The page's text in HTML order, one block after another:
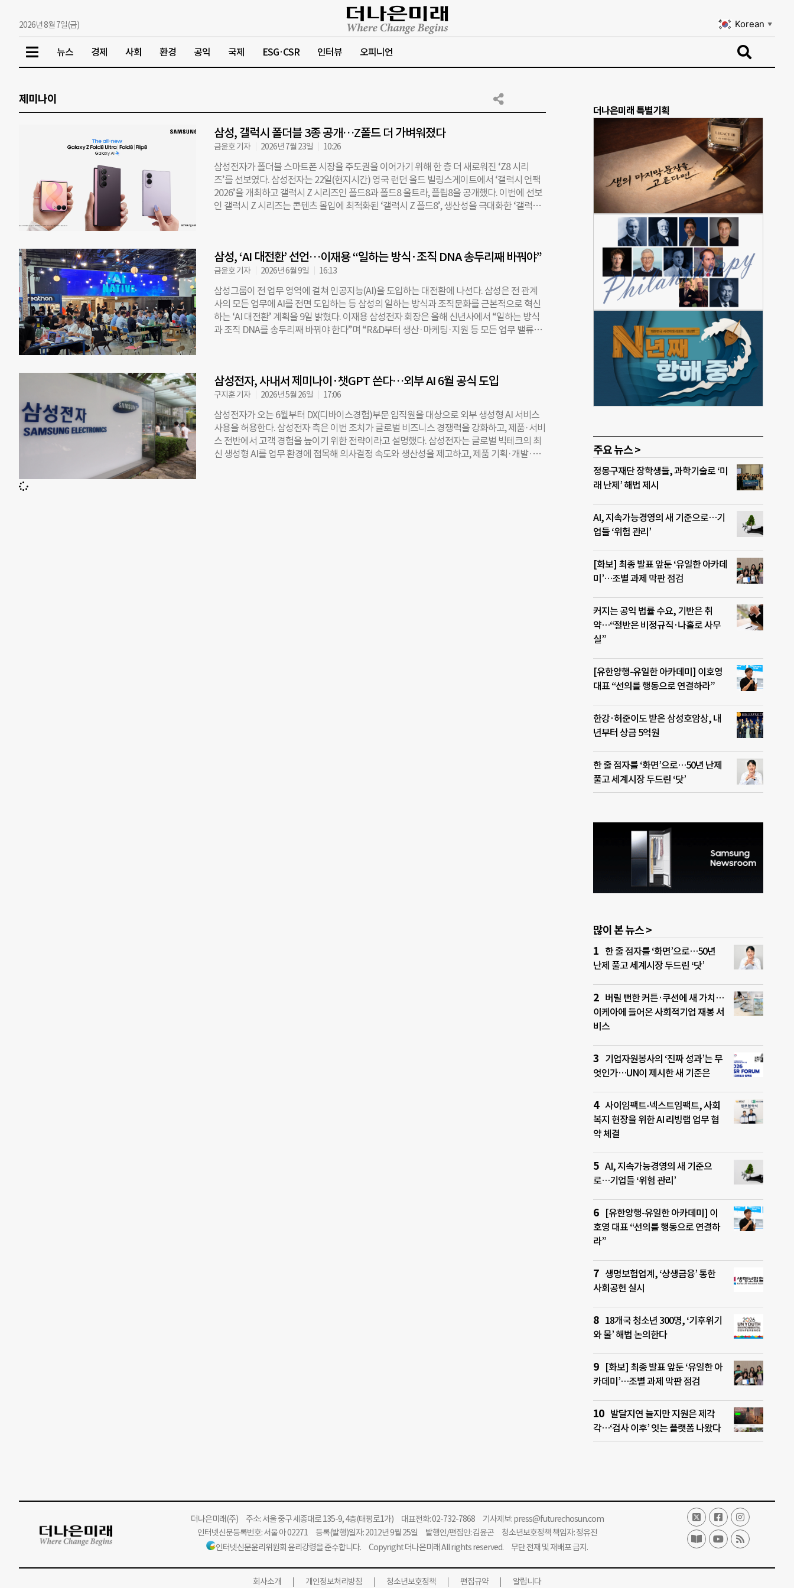
2026년 8월 7일(금) Korean ▼
뉴스 경제 사회 환경 공익 국제 ESG·CSR 인터뷰 오피니언
제미나이
삼성, 갤럭시 폴더블 3종 공개…Z폴드 더 가벼워졌다
금윤호 기자 2026년 7월 23일 10:26
삼성전자가 폴더블 스마트폰 시장을 주도권을 이어가기 위해 한 층 더 새로워진 ‘Z8 시리
즈’를 선보였다. 삼성전자는 22일(현지시간) 영국 런던 올드 빌링스게이트에서 ‘갤럭시 언팩
2026’을 개최하고 갤럭시 Z 시리즈인 폴드8과 폴드8 울트라, 플립8을 공개했다. 이번에 선보
인 갤럭시 Z 시리즈는 콘텐츠 몰입에 최적화된 ‘갤럭시 Z 폴드8’, 생산성을 극대화한 ‘갤럭시
8은 접었을 때 138.4mm(5.5형, 10:16 비율) 커버 화면은 메시지, 소셜 미디어, 숏폼 영상 등 일
상 사용에 편리하고, 펼쳤을 때 193.2mm (7.6형, 4:3 비율) 메인 화면은 영상, 독서, 게임, 웹 서
핑 등 다양한 콘텐츠를 더욱 몰입감 있게 즐길 수 있도록 설계됐다. 특히 4:3 화면 비율은 다양
한 형태의 영상 재생 시 위아래에 생기는 불필요한 여백을 대폭 줄여 대화면 폴더블 디스플레
이의 장점을 극대화한다. 또한 폴드8은 역대 폴드 제품 중 가장 가벼운 201g의 무게에
4,800mAh 배터리를 탑재해 눈길을 끈다. 폴드8 울트라는 갤럭시 최상위 제품을 의미하는 ‘울
트라’ 명칭을 폴더블 라인업에 적용한 제품이다. 203.1mm(8형) 메인 화면은 넓은 작업 공간
삼성, ‘AI 대전환’ 선언…이재용 “일하는 방식·조직 DNA 송두리째 바꿔야”
금윤호 기자 2026년 6월 9일 16:13
삼성그룹이 전 업무 영역에 걸쳐 인공지능(AI)을 도입하는 대전환에 나선다. 삼성은 전 관계
사의 모든 업무에 AI를 전면 도입하는 등 삼성의 일하는 방식과 조직문화를 근본적으로 혁신
하는 ‘AI 대전환’ 계획을 9일 밝혔다. 이재용 삼성전자 회장은 올해 신년사에서 “일하는 방식
과 조직 DNA를 송두리째 바꿔야 한다”며 “R&D부터 생산·마케팅·지원 등 모든 업무 밸류체
들의 일하는 방식과 조직문화 등 조직 DNA 자체를 AI 중심으로 탈바꿈하는 대혁신에 나섰다.
삼성은 급변하는 환경 속에서 비즈니스 경쟁력을 높이기 위해 전 관계사를 대상으로 6월 중
으로 제미나이(Gemini)와 챗GPT(ChatGPT), 클로드(Claude) 등 외부 생성형 AI 서비스를 도
입할 예정이다. 관계사 전체 사장단을 대상으로는 AI 집중교육인 ‘인공지능 전환(AX) 부트 캠
프’를 실시한다. ‘CEO의 AI 문해력이 AX의 성패를 결정한다’는 인식 아래 경영진부터 AI를 직
접 다루고 업무에 체화하는 실습형 교육을 진행한다는 취지다. 사장단은 AX 부트캠프에서 공
동 AX 비전을 선포할 예정이다. 글로벌 산업 패러다임이 AI 중심으로 재편되는 상황에서 일하
삼성전자, 사내서 제미나이·챗GPT 쓴다…외부 AI 6월 공식 도입
구지훈 기자 2026년 5월 26일 17:06
삼성전자가 오는 6월부터 DX(디바이스경험)부문 임직원을 대상으로 외부 생성형 AI 서비스
사용을 허용한다. 삼성전자 측은 이번 조치가 글로벌 비즈니스 경쟁력을 강화하고, 제품·서비
스 전반에서 고객 경험을 높이기 위한 전략이라고 설명했다. 삼성전자는 글로벌 빅테크의 최
신 생성형 AI를 업무 환경에 접목해 의사결정 속도와 생산성을 제고하고, 제품 기획·개발·마
더나은미래 특별기획
주요 뉴스 >
정몽구재단 장학생들, 과학기술로 ‘미
래 난제’ 해법 제시
AI, 지속가능경영의 새 기준으로…기
업들 ‘위험 관리’
[화보] 최종 발표 앞둔 ‘유일한 아카데
미’…조별 과제 막판 점검
커지는 공익 법률 수요, 기반은 취
약…“절반은 비정규직·나홀로 사무
실”
[유한양행-유일한 아카데미] 이호영
대표 “선의를 행동으로 연결하라”
한강·허준이도 받은 삼성호암상, 내
년부터 상금 5억원
한 줄 점자를 ‘화면’으로…50년 난제
풀고 세계시장 두드린 ‘닷’
많이 본 뉴스 >
한 줄 점자를 ‘화면’으로…50년
난제 풀고 세계시장 두드린 ‘닷’
버릴 뻔한 커튼·쿠션에 새 가치…
이케아에 들어온 사회적기업 재봉 서
비스
기업자원봉사의 ‘진짜 성과’는 무
엇인가…UN이 제시한 새 기준은
사이임팩트-넥스트임팩트, 사회
복지 현장을 위한 AI 리빙랩 업무 협
약 체결
AI, 지속가능경영의 새 기준으
로…기업들 ‘위험 관리’
[유한양행-유일한 아카데미] 이
호영 대표 “선의를 행동으로 연결하
라”
생명보험업계, ‘상생금융’ 통한
사회공헌 실시
18개국 청소년 300명, ‘기후위기
와 물’ 해법 논의한다
[화보] 최종 발표 앞둔 ‘유일한 아
카데미’…조별 과제 막판 점검
발달지연 늘지만 지원은 제각
각…‘검사 이후’ 잇는 플랫폼 나왔다
더나은미래(주)주소: 서울 중구 세종대로 135-9, 4층(태평로1가) 대표전화: 02-732-7868 기사제보:press@futurechosun.com
인터넷신문등록번호: 서울 아 02271 등록(발행)일자: 2012년 9월 25일 발행인/편집인: 김윤곤 청소년보호정책 책임자: 정유진
인터넷신문윤리위원회 윤리강령을 준수합니다. Copyright 더나은미래 All rights reserved. 무단 전재 및 재배포 금지.
회사소개 개인정보처리방침 청소년보호정책 편집규약 알립니다